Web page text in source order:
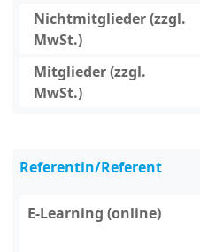
Nichtmitglieder (zzgl.
MwSt.)
Mitglieder (zzgl.
MwSt.)
Referentin/Referent
E-Learning (online)